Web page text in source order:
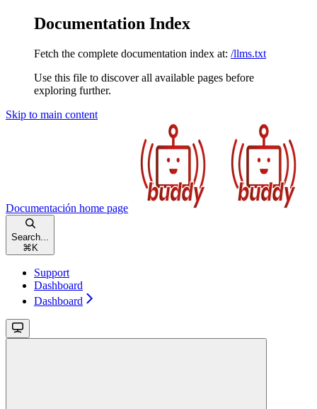
Documentation Index
Fetch the complete documentation index at: /llms.txt
Use this file to discover all available pages before
exploring further.
Skip to main content
Documentación home page
Search...
⌘ K
Support
Dashboard
Dashboard